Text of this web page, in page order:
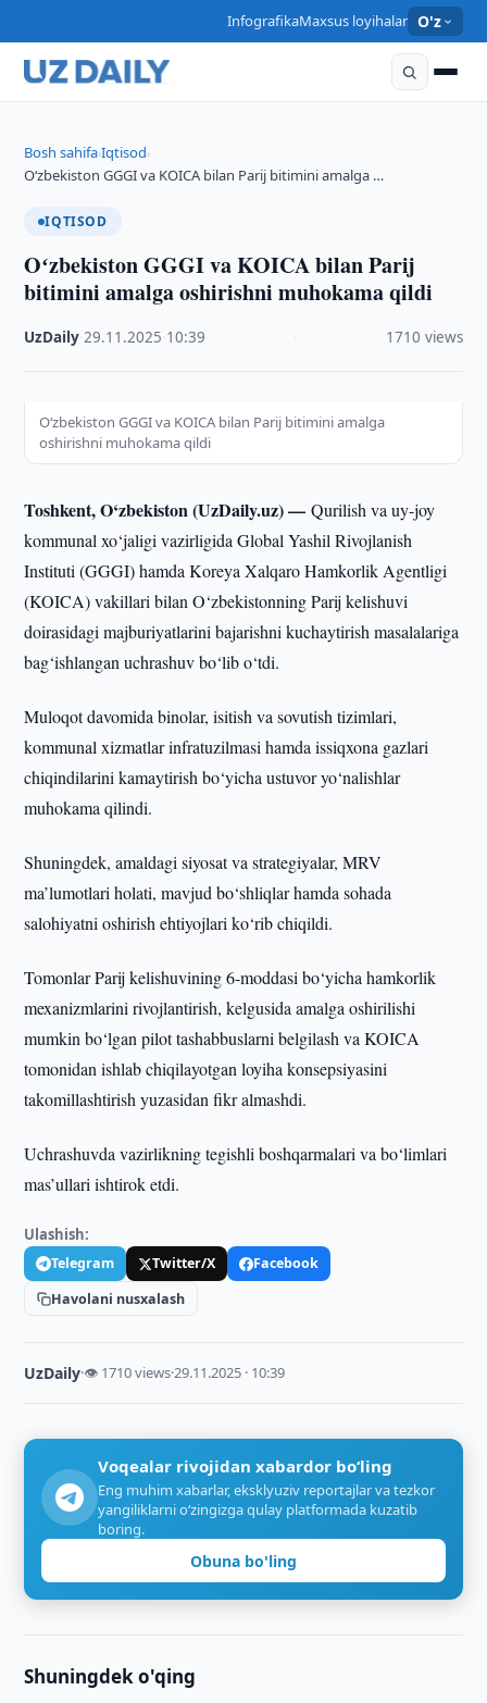
InfografikaMaxsus loyihalar O'z
Bosh sahifa›Iqtisod›
Oʻzbekiston GGGI va KOICA bilan Parij bitimini amalga …
IQTISOD
Oʻzbekiston GGGI va KOICA bilan Parij
bitimini amalga oshirishni muhokama qildi
UzDaily ·29.11.2025 10:39 1710 views
Oʻzbekiston GGGI va KOICA bilan Parij bitimini amalga
oshirishni muhokama qildi
Toshkent, O‘zbekiston (UzDaily.uz) —Qurilish va uy-joy
kommunal xo‘jaligi vazirligida Global Yashil Rivojlanish
Instituti (GGGI) hamda Koreya Xalqaro Hamkorlik Agentligi
(KOICA) vakillari bilan O‘zbekistonning Parij kelishuvi
doirasidagi majburiyatlarini bajarishni kuchaytirish masalalariga
bag‘ishlangan uchrashuv bo‘lib o‘tdi.
Muloqot davomida binolar, isitish va sovutish tizimlari,
kommunal xizmatlar infratuzilmasi hamda issiqxona gazlari
chiqindilarini kamaytirish bo‘yicha ustuvor yo‘nalishlar
muhokama qilindi.
Shuningdek, amaldagi siyosat va strategiyalar, MRV
ma’lumotlari holati, mavjud bo‘shliqlar hamda sohada
salohiyatni oshirish ehtiyojlari ko‘rib chiqildi.
Tomonlar Parij kelishuvining 6-moddasi bo‘yicha hamkorlik
mexanizmlarini rivojlantirish, kelgusida amalga oshirilishi
mumkin bo‘lgan pilot tashabbuslarni belgilash va KOICA
tomonidan ishlab chiqilayotgan loyiha konsepsiyasini
takomillashtirish yuzasidan fikr almashdi.
Uchrashuvda vazirlikning tegishli boshqarmalari va bo‘limlari
mas’ullari ishtirok etdi.
Ulashish:
Telegram Twitter/X
Facebook
Havolani nusxalash
UzDaily·👁 1710 views·29.11.2025 · 10:39
Voqealar rivojidan xabardor bo‘ling
Eng muhim xabarlar, eksklyuziv reportajlar va tezkor
yangiliklarni o‘zingizga qulay platformada kuzatib
boring.
Obuna bo'ling
Shuningdek o'qing